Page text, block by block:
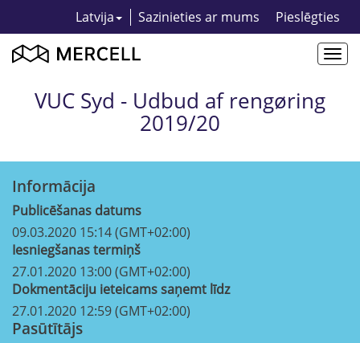
Latvija Sazinieties ar mums Pieslēgties
VUC Syd - Udbud af rengøring
2019/20
Informācija
Publicēšanas datums
09.03.2020 15:14 (GMT+02:00)
Iesniegšanas termiņš
27.01.2020 13:00 (GMT+02:00)
Dokmentāciju ieteicams saņemt līdz
27.01.2020 12:59 (GMT+02:00)
Pasūtītājs